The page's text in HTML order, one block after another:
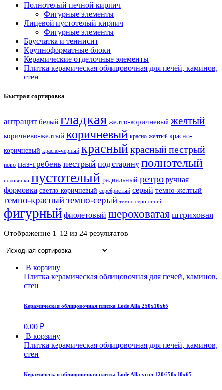
Полнотелый печной кирпич
Фигурные элементы
Лицевой пустотелый кирпич
Фигурные элементы
Брусчатка и теннисит
Крупноформатные блоки
Керамические отделочные элементы
Плитка керамическая облицовочная для печей, каминов,
стен
Быстрая сортировка
антрацит белый гладкая желто-коричневый желтый
коричнево-желтый коричневый красно-желтый красно-
коричневый красно-черный красныйкрасный пестрый
ново паз-гребень пестрый под старину полнотелый
половинки пустотелый радиальный ретро ручная
формовка светло-коричневый серебристый серый темно-желтый
темно-красныйтемно-серый темно серо-синий
фигурный фиолетовый шероховатая штриховая
Отображение 1–12 из 24 результатов
В корзину
Плитка керамическая облицовочная для печей, каминов,
стен
Керамическая облицовочная плитка Lode Alla 250x10x65
0.00 ₽
В корзину
Плитка керамическая облицовочная для печей, каминов,
стен
Керамическая облицовочная плитка Lode Alla угол 120/250x10x65